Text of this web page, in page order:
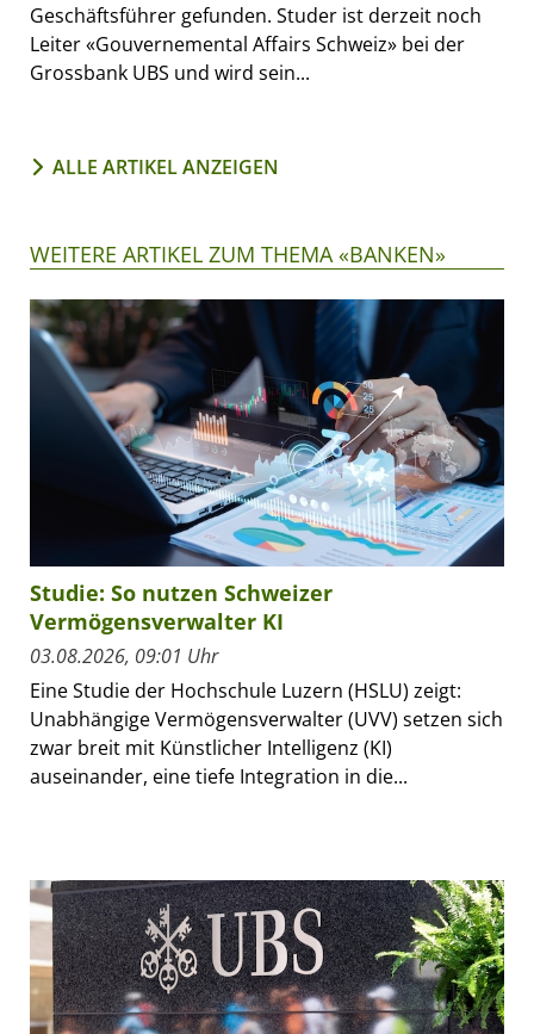
Geschäftsführer gefunden. Studer ist derzeit noch
Leiter «Gouvernemental Affairs Schweiz» bei der
Grossbank UBS und wird sein...
ALLE ARTIKEL ANZEIGEN
WEITERE ARTIKEL ZUM THEMA «BANKEN»
Studie: So nutzen Schweizer
Vermögensverwalter KI
03.08.2026, 09:01 Uhr
Eine Studie der Hochschule Luzern (HSLU) zeigt:
Unabhängige Vermögensverwalter (UVV) setzen sich
zwar breit mit Künstlicher Intelligenz (KI)
auseinander, eine tiefe Integration in die...